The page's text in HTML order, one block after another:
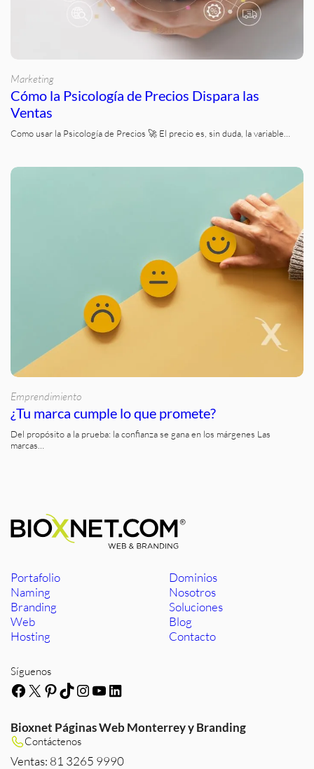
Marketing
Cómo la Psicología de Precios Dispara las
Ventas
Como usar la Psicología de Precios 🚀 El precio es, sin duda, la variable…
Emprendimiento
¿Tu marca cumple lo que promete?
Del propósito a la prueba: la confianza se gana en los márgenes Las
marcas…
Portafolio
Naming
Branding
Web
Hosting
Dominios
Nosotros
Soluciones
Blog
Contacto
Síguenos
Facebook
X Pinterest
TikTok
Instagram
YouTube
LinkedIn
Bioxnet Páginas Web Monterrey y Branding
Contáctenos
Ventas: 81 3265 9990